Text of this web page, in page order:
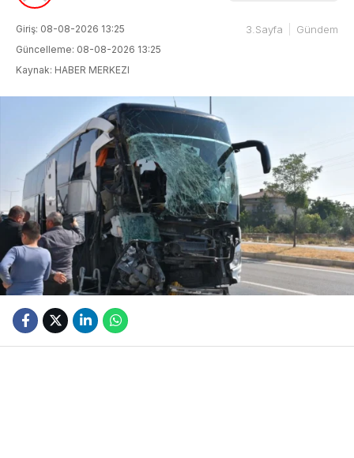
Giriş: 08-08-2026 13:25
Güncelleme: 08-08-2026 13:25
Kaynak: HABER MERKEZI
3.Sayfa Gündem